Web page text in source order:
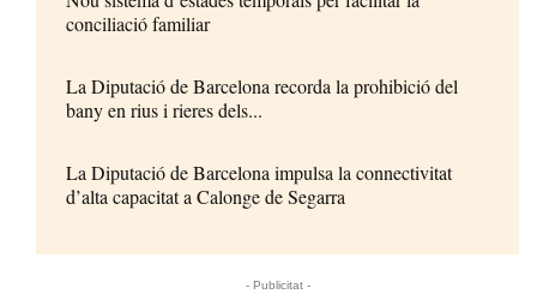
conciliació familiar
La Diputació de Barcelona recorda la prohibició del
bany en rius i rieres dels...
La Diputació de Barcelona impulsa la connectivitat
d’alta capacitat a Calonge de Segarra
- Publicitat -